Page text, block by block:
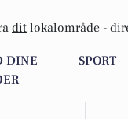
dit lokalområde -
DINE
SPORT